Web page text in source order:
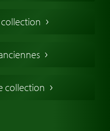
collection